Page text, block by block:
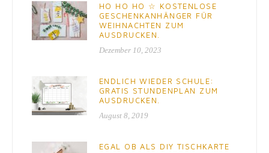
HO HO HO ☆ KOSTENLOSE
GESCHENKANHÄNGER FÜR
WEIHNACHTEN ZUM
AUSDRUCKEN.
Dezember 10, 2023
ENDLICH WIEDER SCHULE:
GRATIS STUNDENPLAN ZUM
AUSDRUCKEN.
August 8, 2019
EGAL OB ALS DIY TISCHKARTE